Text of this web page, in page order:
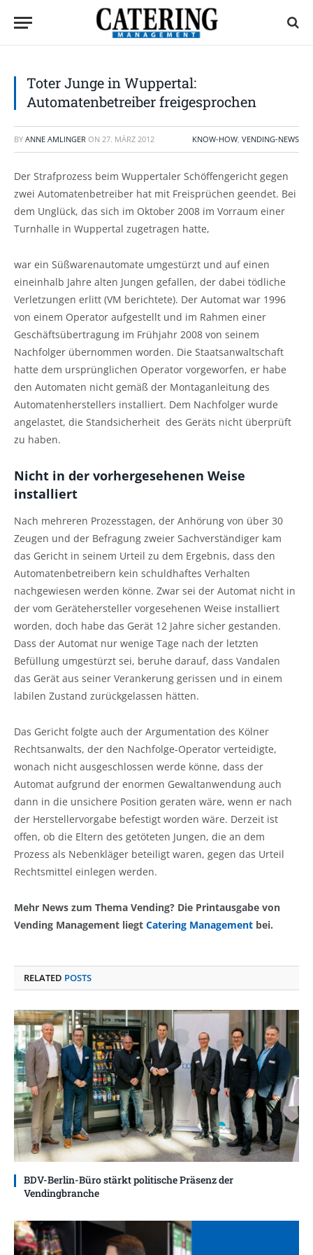
Toter Junge in Wuppertal:
Automatenbetreiber freigesprochen
BY ANNE AMLINGER ON 27. MÄRZ 2012 KNOW-HOW, VENDING-NEWS
Der Strafprozess beim Wuppertaler Schöffengericht gegen
zwei Automatenbetreiber hat mit Freisprüchen geendet. Bei
dem Unglück, das sich im Oktober 2008 im Vorraum einer
Turnhalle in Wuppertal zugetragen hatte,
war ein Süßwarenautomate umgestürzt und auf einen
eineinhalb Jahre alten Jungen gefallen, der dabei tödliche
Verletzungen erlitt (VM berichtete). Der Automat war 1996
von einem Operator aufgestellt und im Rahmen einer
Geschäftsübertragung im Frühjahr 2008 von seinem
Nachfolger übernommen worden. Die Staatsanwaltschaft
hatte dem ursprünglichen Operator vorgeworfen, er habe
den Automaten nicht gemäß der Montaganleitung des
Automatenherstellers installiert. Dem Nachfolger wurde
angelastet, die Standsicherheit des Geräts nicht überprüft
zu haben.
Nicht in der vorhergesehenen Weise
installiert
Nach mehreren Prozesstagen, der Anhörung von über 30
Zeugen und der Befragung zweier Sachverständiger kam
das Gericht in seinem Urteil zu dem Ergebnis, dass den
Automatenbetreibern kein schuldhaftes Verhalten
nachgewiesen werden könne. Zwar sei der Automat nicht in
der vom Gerätehersteller vorgesehenen Weise installiert
worden, doch habe das Gerät 12 Jahre sicher gestanden.
Dass der Automat nur wenige Tage nach der letzten
Befüllung umgestürzt sei, beruhe darauf, dass Vandalen
das Gerät aus seiner Verankerung gerissen und in einem
labilen Zustand zurückgelassen hätten.
Das Gericht folgte auch der Argumentation des Kölner
Rechtsanwalts, der den Nachfolge-Operator verteidigte,
wonach nicht ausgeschlossen werde könne, dass der
Automat aufgrund der enormen Gewaltanwendung auch
dann in die unsichere Position geraten wäre, wenn er nach
der Herstellervorgabe befestigt worden wäre. Derzeit ist
offen, ob die Eltern des getöteten Jungen, die an dem
Prozess als Nebenkläger beteiligt waren, gegen das Urteil
Rechtsmittel einlegen werden.
Mehr News zum Thema Vending? Die Printausgabe von
Vending Management liegt Catering Management bei.
RELATED POSTS
BDV-Berlin-Büro stärkt politische Präsenz der
Vendingbranche